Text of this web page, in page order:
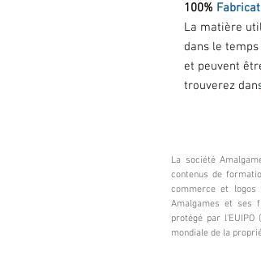
100%
La matière
dans le temps
et peuvent
trouverez
La société
contenus de
commerce et
Amalgames et ses
protégé par l'EUIPO
mondiale de la